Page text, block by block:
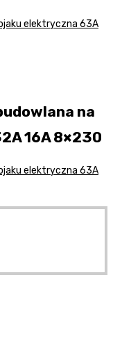
elektryczna 63A
na
16A 8×230
elektryczna 63A